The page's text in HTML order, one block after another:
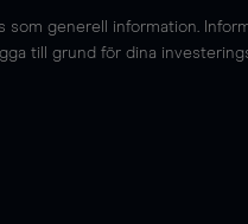
generell information.
till grund för dina